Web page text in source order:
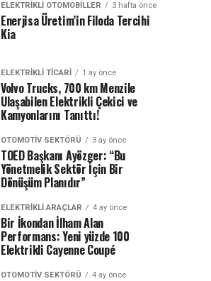
ELEKTRIKLI OTOMOBILLER 3 hafta önce
Enerjisa Üretim’in Filoda Tercihi
Kia
ELEKTRIKLI TICARI 1 ay önce
Volvo Trucks, 700 km Menzile
Ulaşabilen Elektrikli Çekici ve
Kamyonlarını Tanıttı!
OTOMOTIV SEKTÖRÜ 3 ay önce
TOED Başkanı Ayözger: “Bu
Yönetmelik Sektör İçin Bir
Dönüşüm Planıdır”
ELEKTRIKLI ARAÇLAR 4 ay önce
Bir İkondan İlham Alan
Performans: Yeni yüzde 100
Elektrikli Cayenne Coupé
OTOMOTIV SEKTÖRÜ 4 ay önce